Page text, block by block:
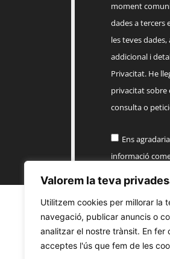
Valorem la teva
Utilitzem cookies per millorar la
navegació, publicar anuncis o
analitzar el nostre trànsit. En fer
acceptes l'ús que fem de les
moment
dades a tercers
les teves
addicional i
Privacitat. He
privacitat sobre
consulta o
Ens
informació
Enviar